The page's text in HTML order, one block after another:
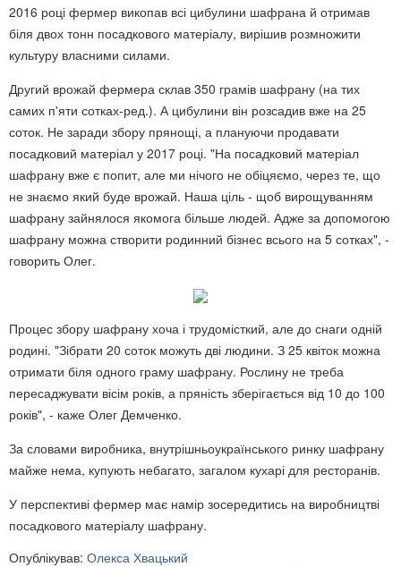
2016 році фермер викопав всі цибулини шафрана й отримав
біля двох тонн посадкового матеріалу, вирішив розмножити
культуру власними силами.
Другий врожай фермера склав 350 грамів шафрану (на тих
самих п'яти сотках-ред.). А цибулини він розсадив вже на 25
соток. Не заради збору прянощі, а плануючи продавати
посадковий матеріал у 2017 році. "На посадковий матеріал
шафрану вже є попит, але ми нічого не обіцяємо, через те, що
не знаємо який буде врожай. Наша ціль - щоб вирощуванням
шафрану зайнялося якомога більше людей. Адже за допомогою
шафрану можна створити родинний бізнес всього на 5 сотках", -
говорить Олег.
Процес збору шафрану хоча і трудомісткий, але до снаги одній
родині. "Зібрати 20 соток можуть дві людини. З 25 квіток можна
отримати біля одного граму шафрану. Рослину не треба
пересаджувати вісім років, а пряність зберігається від 10 до 100
років", - каже Олег Демченко.
За словами виробника, внутрішньоукраїнського ринку шафрану
майже нема, купують небагато, загалом кухарі для ресторанів.
У перспективі фермер має намір зосередитись на виробництві
посадкового матеріалу шафрану.
Опублікував: Олекса Хвацький